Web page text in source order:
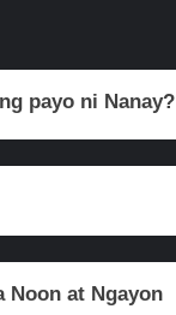
payo ni Nanay?
Noon at Ngayon